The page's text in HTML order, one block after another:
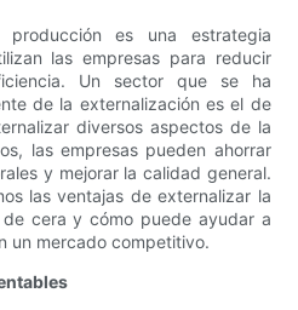
es una estrategia
las empresas para reducir
Un sector que se ha
de la externalización es el de
diversos aspectos de la
las empresas pueden ahorrar
y mejorar la calidad general.
las ventajas de externalizar la
cera y cómo puede ayudar a
un mercado competitivo.